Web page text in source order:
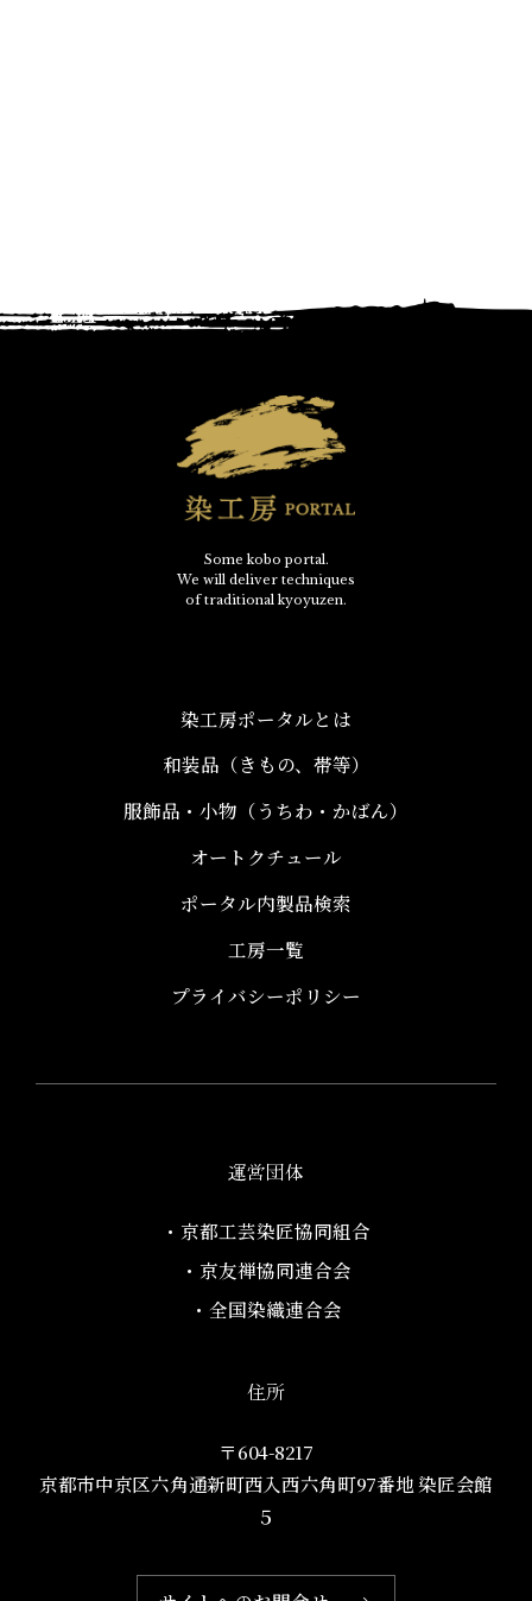
Some kobo portal.
We will deliver techniques
of traditional kyoyuzen.
染工房ポータルとは
和装品（きもの、帯等）​
服飾品・小物​（うちわ・かばん）
オートクチュール
ポータル内製品検索
工房一覧
プライバシーポリシー
運営団体
・京都工芸染匠協同組合​
・京友禅協同連合会
・全国染織連合会
住所
〒604-8217
京都市中京区六角通新町西入西六角町97番地​ 染匠会館
５